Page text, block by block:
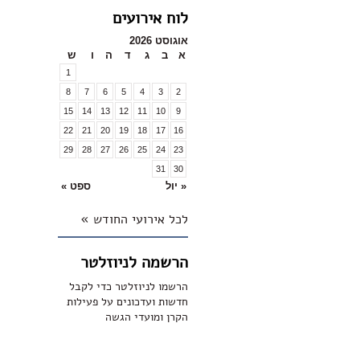
לוח אירועים
אוגוסט 2026
א
ב ג ד ה ו ש
1
2
3
4
5
6
7
8
9
10
11
12
13
14
15
16
17
18
19
20
21
22
23
24
25
26
27
28
29
30
31
« יול ספט »
לכל אירועי החודש »
הרשמה לניוזלטר
הרשמו לניוזלטר כדי לקבל
חדשות ועדכונים על פעילות
הקרן ומועדי הגשה